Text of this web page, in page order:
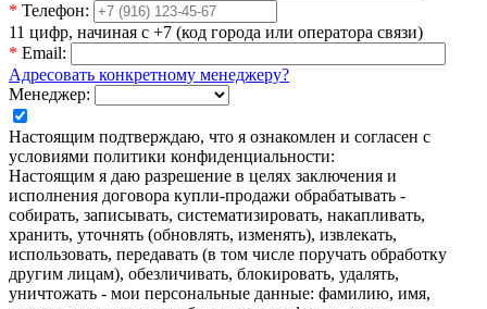
* Телефон:
11 цифр, начиная с +7 (код города или оператора связи)
* Email:
Адресовать конкретному менеджеру?
Менеджер:
Настоящим подтверждаю, что я ознакомлен и согласен с
условиями политики конфиденциальности:
Настоящим я даю разрешение в целях заключения и
исполнения договора купли-продажи обрабатывать -
собирать, записывать, систематизировать, накапливать,
хранить, уточнять (обновлять, изменять), извлекать,
использовать, передавать (в том числе поручать обработку
другим лицам), обезличивать, блокировать, удалять,
уничтожать - мои персональные данные: фамилию, имя,